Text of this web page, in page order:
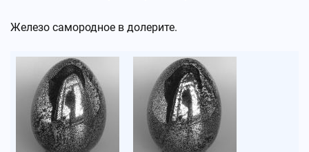
Железо самородное в долерите.